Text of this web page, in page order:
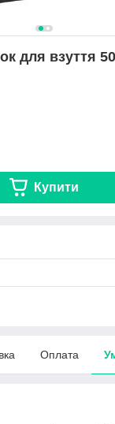
для взуття
Купити
Оплата